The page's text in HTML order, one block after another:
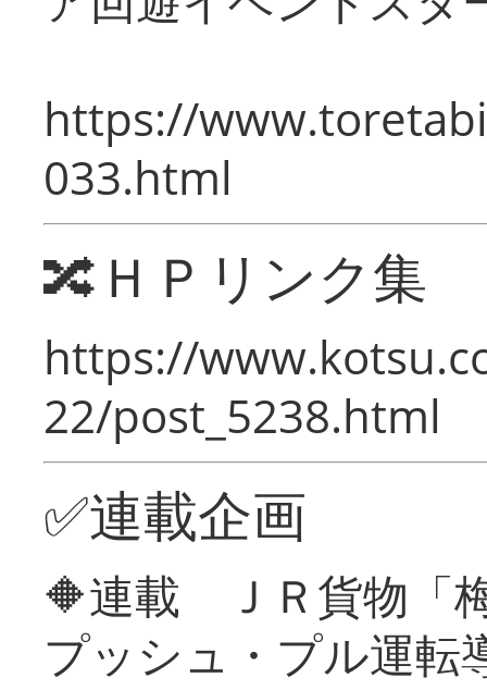
https://
033.html
🔀ＨＰリンク集
https://
22/post_5238.html
✅連載企画
🔶連載 ＪＲ貨物「
プッシュ・プル運転